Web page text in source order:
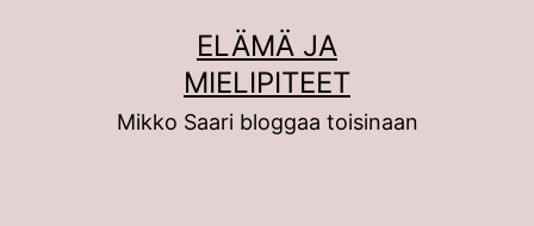
ELÄMÄ JA
MIELIPITEET
Mikko Saari bloggaa toisinaan